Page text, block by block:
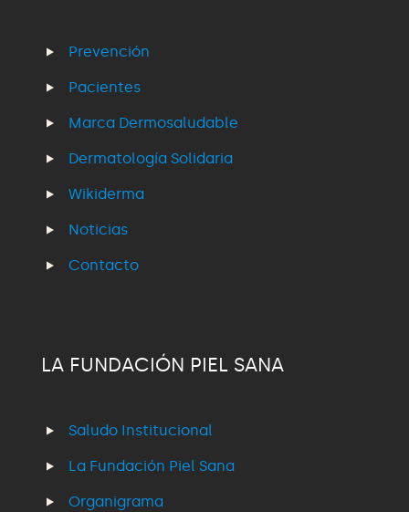
Prevención
Pacientes
Marca Dermosaludable
Dermatología Solidaria
Wikiderma
Noticias
Contacto
LA FUNDACIÓN PIEL SANA
Saludo Institucional
La Fundación Piel Sana
Organigrama